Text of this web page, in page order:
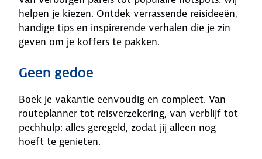
helpen je kiezen. Ontdek verrassende reisideeën,
handige tips en inspirerende verhalen die je zin
geven om je koffers te pakken.
Geen gedoe
Boek je vakantie eenvoudig en compleet. Van
routeplanner tot reisverzekering, van verblijf tot
pechhulp: alles geregeld, zodat jij alleen nog
hoeft te genieten.